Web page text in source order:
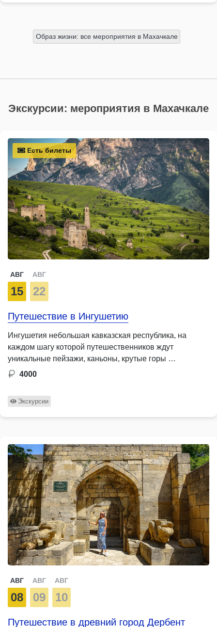
Образ жизни: все мероприятия в Махачкале
Экскурсии: мероприятия в Махачкале
Есть билеты
АВГ
15
АВГ
22
Путешествие в Ингушетию
Ингушетия небольшая кавказская республика, на
каждом шагу которой путешественников ждут
уникальные пейзажи, каньоны, крутые горы …
4000
Экскурсии
АВГ
08
АВГ
09
АВГ
10
Путешествие в древний город Дербент